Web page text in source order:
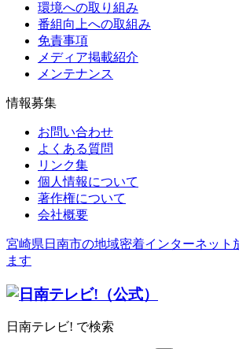
環境への取り組み
番組向上への取組み
免責事項
メディア掲載紹介
メンテナンス
情報募集
お問い合わせ
よくある質問
リンク集
個人情報について
著作権について
会社概要
宮崎県日南市の地域密着インターネット
ます
日南テレビ! で検索